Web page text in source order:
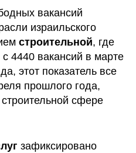
вакансий
израильского
строительной, где
4440 вакансий в марте
этот показатель все
прошлого года,
сфере
зафиксировано